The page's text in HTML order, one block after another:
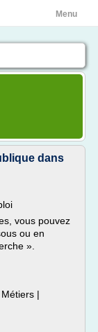
Menu
dans
vous pouvez
ou en
».
|